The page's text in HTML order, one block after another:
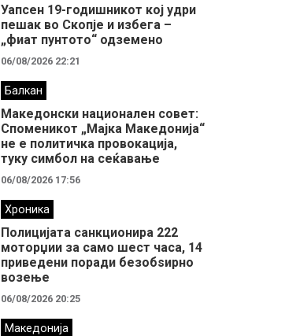
Уапсен 19-годишникот кој удри
пешак во Скопје и избега –
„фиат пунтото“ одземено
06/08/2026 22:21
Балкан
Македонски национален совет:
Споменикот „Мајка Македонија“
не е политичка провокација,
туку симбол на сеќавање
06/08/2026 17:56
Хроника
Полицијата санкционира 222
моторџии за само шест часа, 14
приведени поради безобѕирно
возење
06/08/2026 20:25
Македонија